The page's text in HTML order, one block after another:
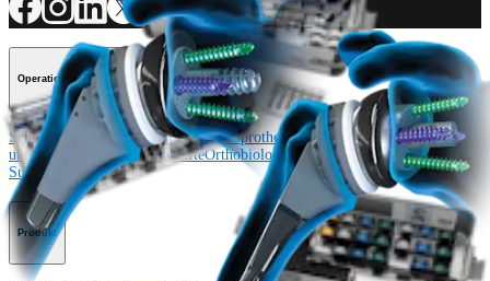
Operationsverfahren
SchulterKnie EllenbogenSchulterendoprothetikHand und HandgelenkFuß
und SprunggelenkTraumaHüfteOrthobiologie
Cardiothoracic
Surgery
Wirbelsäule
Produkt